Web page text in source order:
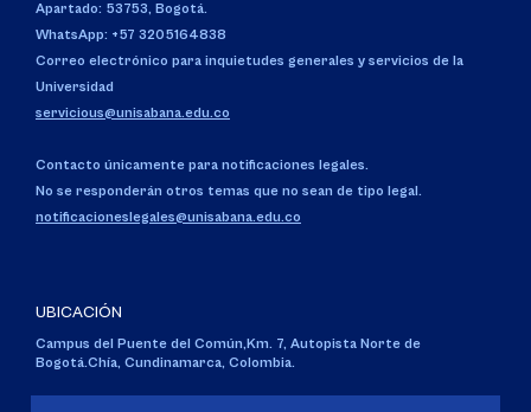
Apartado: 53753, Bogotá.
WhatsApp: +57 3205164838
Correo electrónico para inquietudes generales y servicios de la
Universidad
servicious@unisabana.edu.co
Contacto únicamente para notificaciones legales.
No se responderán otros temas que no sean de tipo legal.
notificacioneslegales@unisabana.edu.co
UBICACIÓN
Campus del Puente del Común,Km. 7, Autopista Norte de
Bogotá.Chía, Cundinamarca, Colombia.